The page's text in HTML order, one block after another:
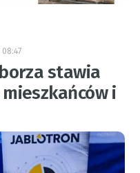
08:47
stawia
i